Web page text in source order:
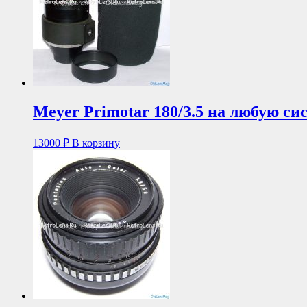
Meyer Primotar 180/3.5 на любую
13000 ₽ В корзину